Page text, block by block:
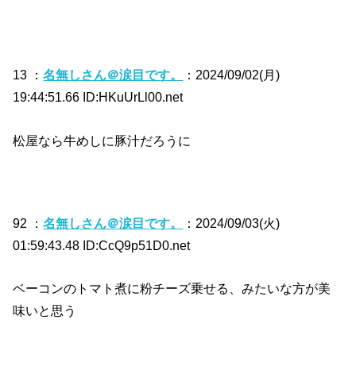
13 ：名無しさん＠涙目です。
：2024/09/02(月)
19:44:51.66 ID:HKuUrLl00.net
松屋なら牛めしに豚汁だろうに
92 ：名無しさん＠涙目です。
：2024/09/03(火)
01:59:43.48 ID:CcQ9p51D0.net
ベーコンのトマト煮に粉チーズ乗せる、みたいな方が美
味いと思う